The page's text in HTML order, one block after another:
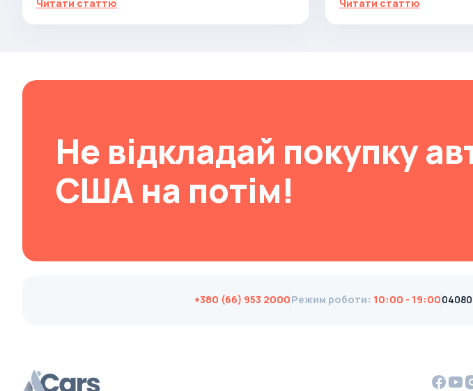
Callaway
Changhe
Chery
CHERYEXEED
Dadi
Читати статтю
Читати статтю
Не відкладай покупку
США на потім!
+380 (66) 953 2000Режим роботи: 10:00 - 19:00